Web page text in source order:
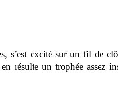
s’est excité sur un fil de
résulte un trophée assez